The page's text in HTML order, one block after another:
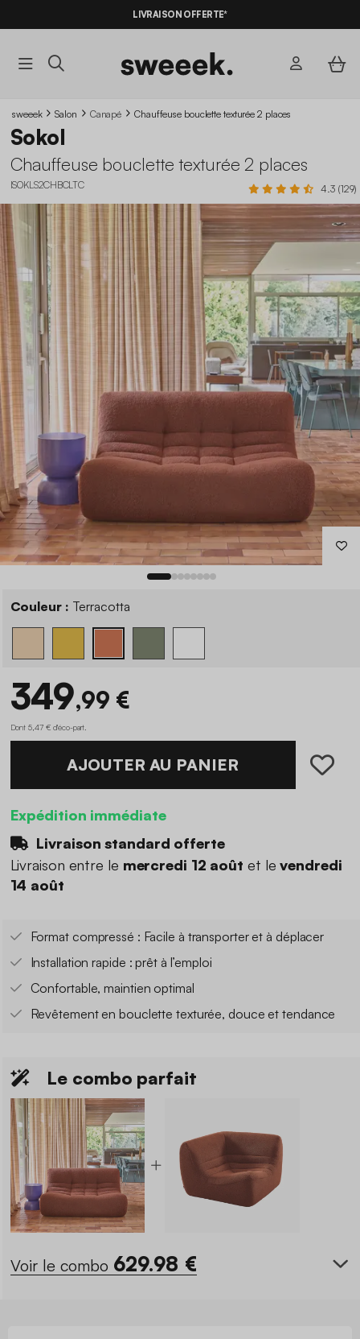
BONS PLANS* AVEC LECODE SUMMER10
LIVRAISON OFFERTE*
sweeek Salon Canapé Chauffeuse bouclette texturée 2 places
Sokol
Chauffeuse bouclette texturée 2 places
ISOKLS2CHBCLTC 4.3 (129)
Couleur : Terracotta
349,99 €
Dont 5,47 € d'éco-part
AJOUTER AU PANIER
Expédition immédiate
Livraison standard offerte
Livraison entre le mercredi 12 août et levendredi
14 août
Format compressé : Facile à transporter et à déplacer
Installation rapide : prêt à l’emploi
Confortable, maintien optimal
Revêtement en bouclette texturée, douce et tendance
Le combo parfait
Voir le combo 629.98 €